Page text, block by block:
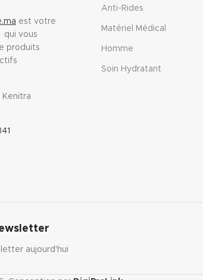
est votre
qui vous
produits
Kenitra
Anti-Rides
Matériel Médical
Homme
Soin Hydratant
aujourd'hui